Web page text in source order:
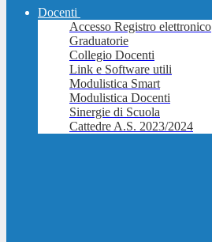
Docenti
Accesso Registro elettronico
Graduatorie
Collegio Docenti
Link e Software utili
Modulistica Smart
Modulistica Docenti
Sinergie di Scuola
Cattedre A.S. 2023/2024